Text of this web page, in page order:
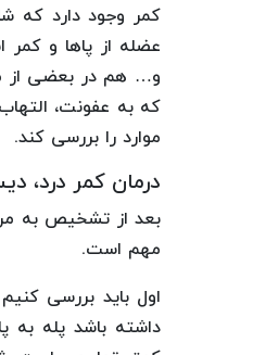
کمر وجود دارد که
عضله از پاها و
و… هم در بعضی از
موارد را بررسی کند.
درمان کمر درد،
بعد از تشخیص به
مهم است.
اول باید بررسی
داشته باشد پله به